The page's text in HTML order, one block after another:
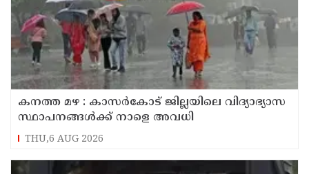
കനത്ത മഴ : കാസർകോട് ജില്ലയിലെ വിദ്യാഭ്യാസ
സ്ഥാപനങ്ങൾക്ക് നാളെ അവധി
THU,6 AUG 2026